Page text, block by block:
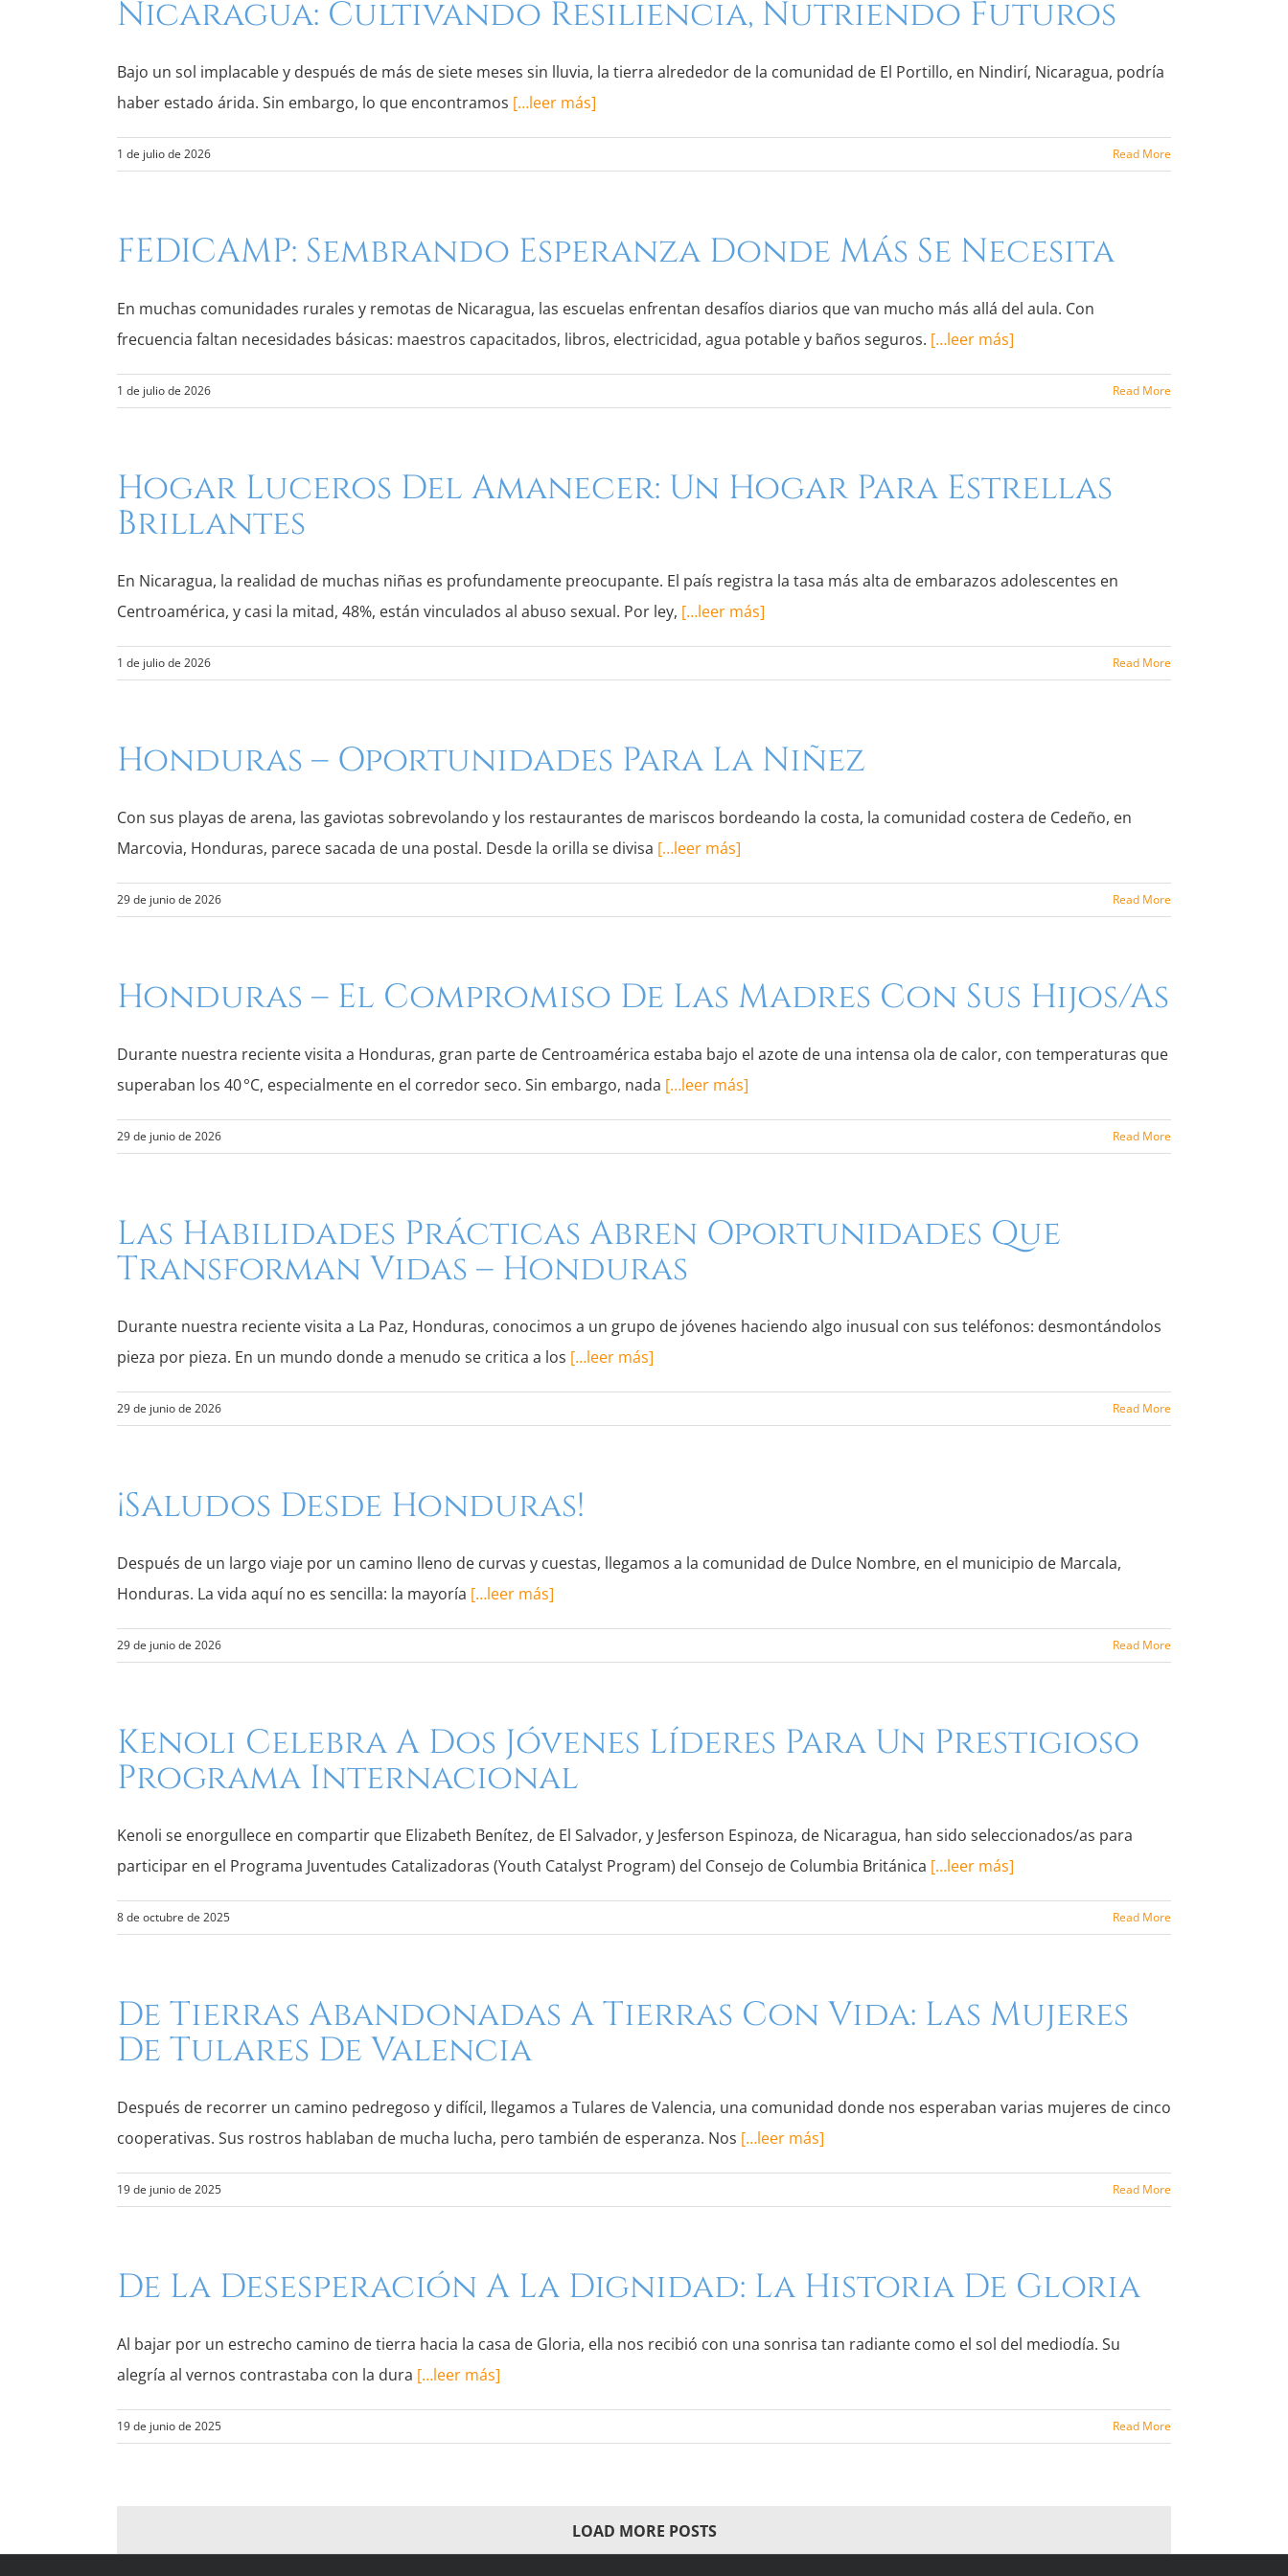
Nicaragua: Cultivando Resiliencia, Nutriendo Futuros
Bajo un sol implacable y después de más de siete meses sin lluvia, la tierra alrededor de la comunidad de El Portillo, en Nindirí, Nicaragua, podría
haber estado árida. Sin embargo, lo que encontramos […leer más]
1 de julio de 2026 Read More
FEDICAMP: Sembrando Esperanza Donde Más Se Necesita
En muchas comunidades rurales y remotas de Nicaragua, las escuelas enfrentan desafíos diarios que van mucho más allá del aula. Con
frecuencia faltan necesidades básicas: maestros capacitados, libros, electricidad, agua potable y baños seguros. […leer más]
1 de julio de 2026 Read More
Hogar Luceros Del Amanecer: Un Hogar Para Estrellas
Brillantes
En Nicaragua, la realidad de muchas niñas es profundamente preocupante. El país registra la tasa más alta de embarazos adolescentes en
Centroamérica, y casi la mitad, 48%, están vinculados al abuso sexual. Por ley, […leer más]
1 de julio de 2026 Read More
Honduras – Oportunidades Para La Niñez
Con sus playas de arena, las gaviotas sobrevolando y los restaurantes de mariscos bordeando la costa, la comunidad costera de Cedeño, en
Marcovia, Honduras, parece sacada de una postal. Desde la orilla se divisa […leer más]
29 de junio de 2026 Read More
Honduras – El Compromiso De Las Madres Con Sus Hijos/as
Durante nuestra reciente visita a Honduras, gran parte de Centroamérica estaba bajo el azote de una intensa ola de calor, con temperaturas que
superaban los 40 °C, especialmente en el corredor seco. Sin embargo, nada […leer más]
29 de junio de 2026 Read More
Las Habilidades Prácticas Abren Oportunidades Que
Transforman Vidas – Honduras
Durante nuestra reciente visita a La Paz, Honduras, conocimos a un grupo de jóvenes haciendo algo inusual con sus teléfonos: desmontándolos
pieza por pieza. En un mundo donde a menudo se critica a los […leer más]
29 de junio de 2026 Read More
¡Saludos Desde Honduras!
Después de un largo viaje por un camino lleno de curvas y cuestas, llegamos a la comunidad de Dulce Nombre, en el municipio de Marcala,
Honduras. La vida aquí no es sencilla: la mayoría […leer más]
29 de junio de 2026 Read More
Kenoli Celebra A Dos Jóvenes Líderes Para Un Prestigioso
Programa Internacional
Kenoli se enorgullece en compartir que Elizabeth Benítez, de El Salvador, y Jesferson Espinoza, de Nicaragua, han sido seleccionados/as para
participar en el Programa Juventudes Catalizadoras (Youth Catalyst Program) del Consejo de Columbia Británica […leer más]
8 de octubre de 2025 Read More
De Tierras Abandonadas A Tierras Con Vida: Las Mujeres
De Tulares De Valencia
Después de recorrer un camino pedregoso y difícil, llegamos a Tulares de Valencia, una comunidad donde nos esperaban varias mujeres de cinco
cooperativas. Sus rostros hablaban de mucha lucha, pero también de esperanza. Nos […leer más]
19 de junio de 2025 Read More
De La Desesperación A La Dignidad: La Historia De Gloria
Al bajar por un estrecho camino de tierra hacia la casa de Gloria, ella nos recibió con una sonrisa tan radiante como el sol del mediodía. Su
alegría al vernos contrastaba con la dura […leer más]
19 de junio de 2025 Read More
LOAD MORE POSTS